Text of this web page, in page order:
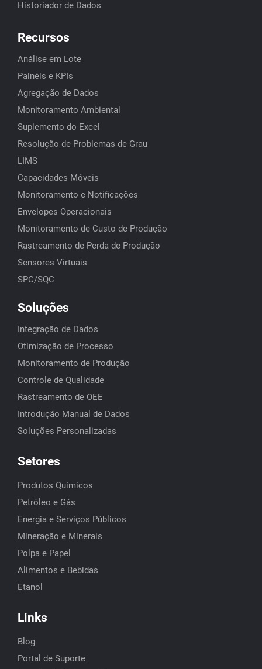
Historiador de Dados
Recursos
Análise em Lote
Painéis e KPIs
Agregação de Dados
Monitoramento Ambiental
Suplemento do Excel
Resolução de Problemas de Grau
LIMS
Capacidades Móveis
Monitoramento e Notificações
Envelopes Operacionais
Monitoramento de Custo de Produção
Rastreamento de Perda de Produção
Sensores Virtuais
SPC/SQC
Soluções
Integração de Dados
Otimização de Processo
Monitoramento de Produção
Controle de Qualidade
Rastreamento de OEE
Introdução Manual de Dados
Soluções Personalizadas
Setores
Produtos Químicos
Petróleo e Gás
Energia e Serviços Públicos
Mineração e Minerais
Polpa e Papel
Alimentos e Bebidas
Etanol
Links
Blog
Portal de Suporte